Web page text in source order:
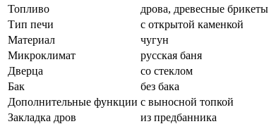
Топливо
дрова, древесные брикеты
Тип печи
с открытой каменкой
Материал
чугун
Микроклимат
русская баня
Дверца
со стеклом
Бак
без бака
Дополнительные функции с выносной топкой
Закладка дров
из предбанника